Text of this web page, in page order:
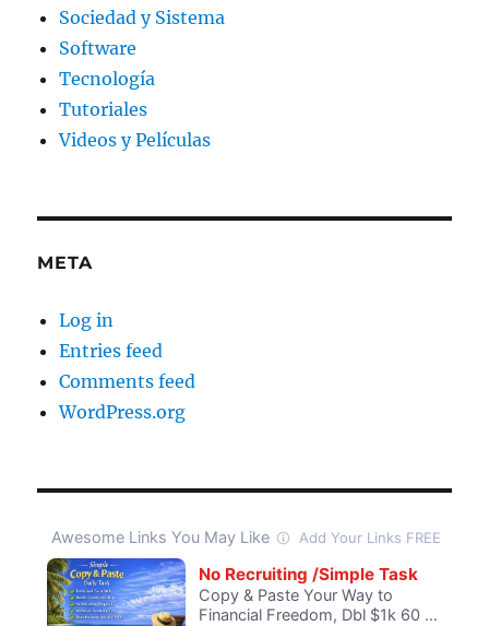
Sociedad y Sistema
Software
Tecnología
Tutoriales
Videos y Películas
META
Log in
Entries feed
Comments feed
WordPress.org